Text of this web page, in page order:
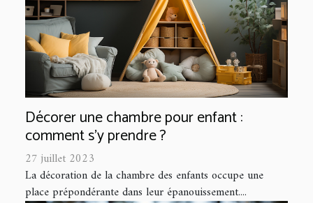
Décorer une chambre pour enfant :
comment s’y prendre ?
27 juillet 2023
La décoration de la chambre des enfants occupe une
place prépondérante dans leur épanouissement....